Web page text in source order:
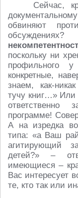
Сейчас,
обвиняют
поскольку ни
конкретные,
знаем, как-
тучу книг…» Или
ответственно
программе!
А на изредка
типа: «а Ваш
агитирующий
детей?» –
имеющиеся –
Вас интересует
те, кто так или